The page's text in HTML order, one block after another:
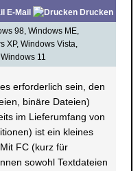
E-Mail
Drucken
98, Windows ME,
XP, Windows Vista,
11
erforderlich sein, den
binäre Dateien)
im Lieferumfang von
ist ein kleines
FC (kurz für
sowohl Textdateien